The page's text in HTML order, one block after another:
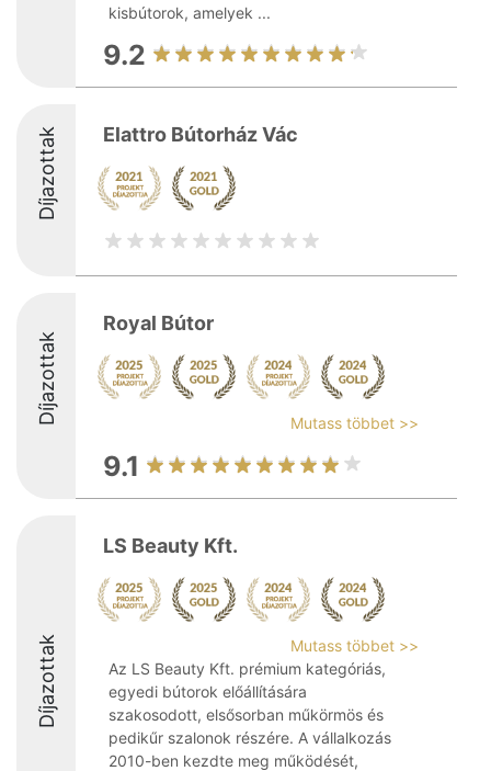
kisbútorok, amelyek ...
9.2
Díjazottak Elattro Bútorház Vác
Díjazottak
Royal Bútor
Mutass többet >>
9.1
Díjazottak
LS Beauty Kft.
Mutass többet >>
Az LS Beauty Kft. prémium kategóriás,
egyedi bútorok előállítására
szakosodott, elsősorban műkörmös és
pedikűr szalonok részére. A vállalkozás
2010-ben kezdte meg működését,